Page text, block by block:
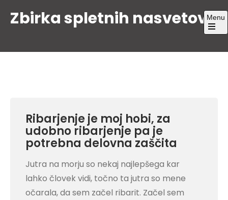
Zbirka spletnih nasvetovMenu
Open
main
Ribarjenje je moj hobi, za
udobno ribarjenje pa je
potrebna delovna zaščita
Jutra na morju so nekaj najlepšega kar
lahko človek vidi, točno ta jutra so mene
očarala, da sem začel ribarit. Začel sem